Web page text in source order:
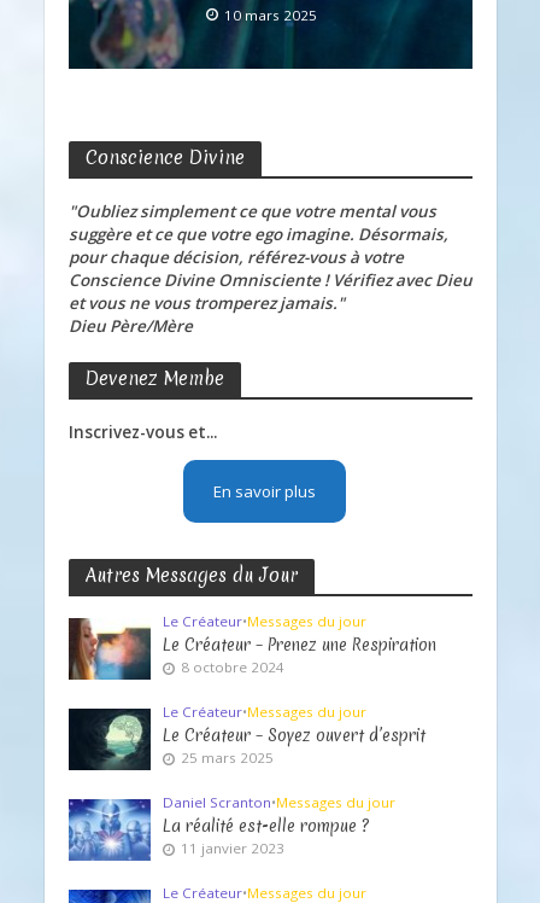
10 mars 2025
Conscience Divine
"Oubliez simplement ce que votre mental vous
suggère et ce que votre ego imagine. Désormais,
pour chaque décision, référez-vous à votre
Conscience Divine Omnisciente ! Vérifiez avec Dieu
et vous ne vous tromperez jamais."
Dieu Père/Mère
Devenez Membe
Inscrivez-vous et...
En savoir plus
Autres Messages du Jour
Le Créateur•Messages du jour
Le Créateur – Prenez une Respiration
8 octobre 2024
Le Créateur•Messages du jour
Le Créateur – Soyez ouvert d’esprit
25 mars 2025
Daniel Scranton•Messages du jour
La réalité est-elle rompue ?
11 janvier 2023
Le Créateur•Messages du jour